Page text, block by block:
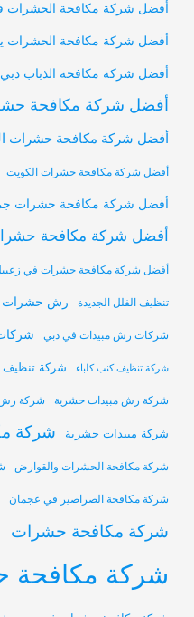
أفضل شركة مكافحة الحشرات
أفضل شركة مكافحة الحشرات
أفضل شركة مكافحة الذباب دبي
أفضل شركة مكافحة
أفضل شركة مكافحة حشرات
أفضل شركة مكافحة حشرات الكويت
أفضل شركة مكافحة حشرات
أفضل شركة مكافحة
أفضل شركة مكافحة حشرات في
تنظيف الفلل الجديدة رش حشرات
شركات رش مبيدات في دبي
شركة تنظيف كنب كلباء شركة تنظيف
شركة رش مبيدات حشرية شركة رش
شركة مبيدات حشرية شركة
شركة مكافحة الحشرات والقوارض
شركة مكافحة الصراصير في عجمان
شركة مكافحة حشرات
شركة مكافحة